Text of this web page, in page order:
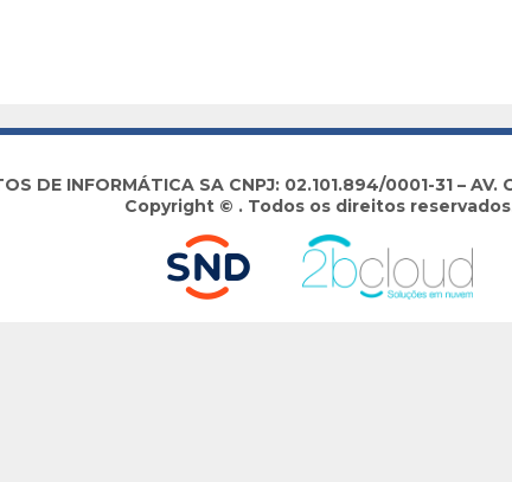
DE INFORMÁTICA SA CNPJ: 02.101.894/0001-31 –
Copyright © . Todos os direitos